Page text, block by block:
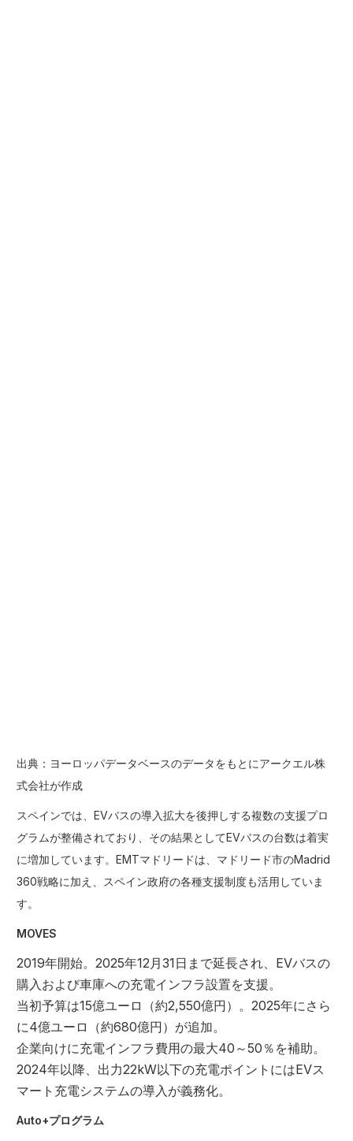
出典：ヨーロッパデータベースのデータをもとにアークエル株
式会社が作成
スペインでは、EVバスの導入拡大を後押しする複数の支援プロ
グラムが整備されており、その結果としてEVバスの台数は着実
に増加しています。EMTマドリードは、マドリード市のMadrid
360戦略に加え、スペイン政府の各種支援制度も活用していま
す。
MOVES
2019年開始。2025年12月31日まで延長され、EVバスの
購入および車庫への充電インフラ設置を支援。
当初予算は15億ユーロ（約2,550億円）。2025年にさら
に4億ユーロ（約680億円）が追加。
企業向けに充電インフラ費用の最大40～50％を補助。
2024年以降、出力22kW以下の充電ポイントにはEVス
マート充電システムの導入が義務化。
Auto+プログラム